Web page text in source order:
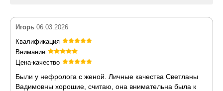
Игорь 06.03.2026
Квалификация
Внимание
Цена-качество
Были у нефролога с женой. Личные качества Светланы
Вадимовны хорошие, считаю, она внимательна была к